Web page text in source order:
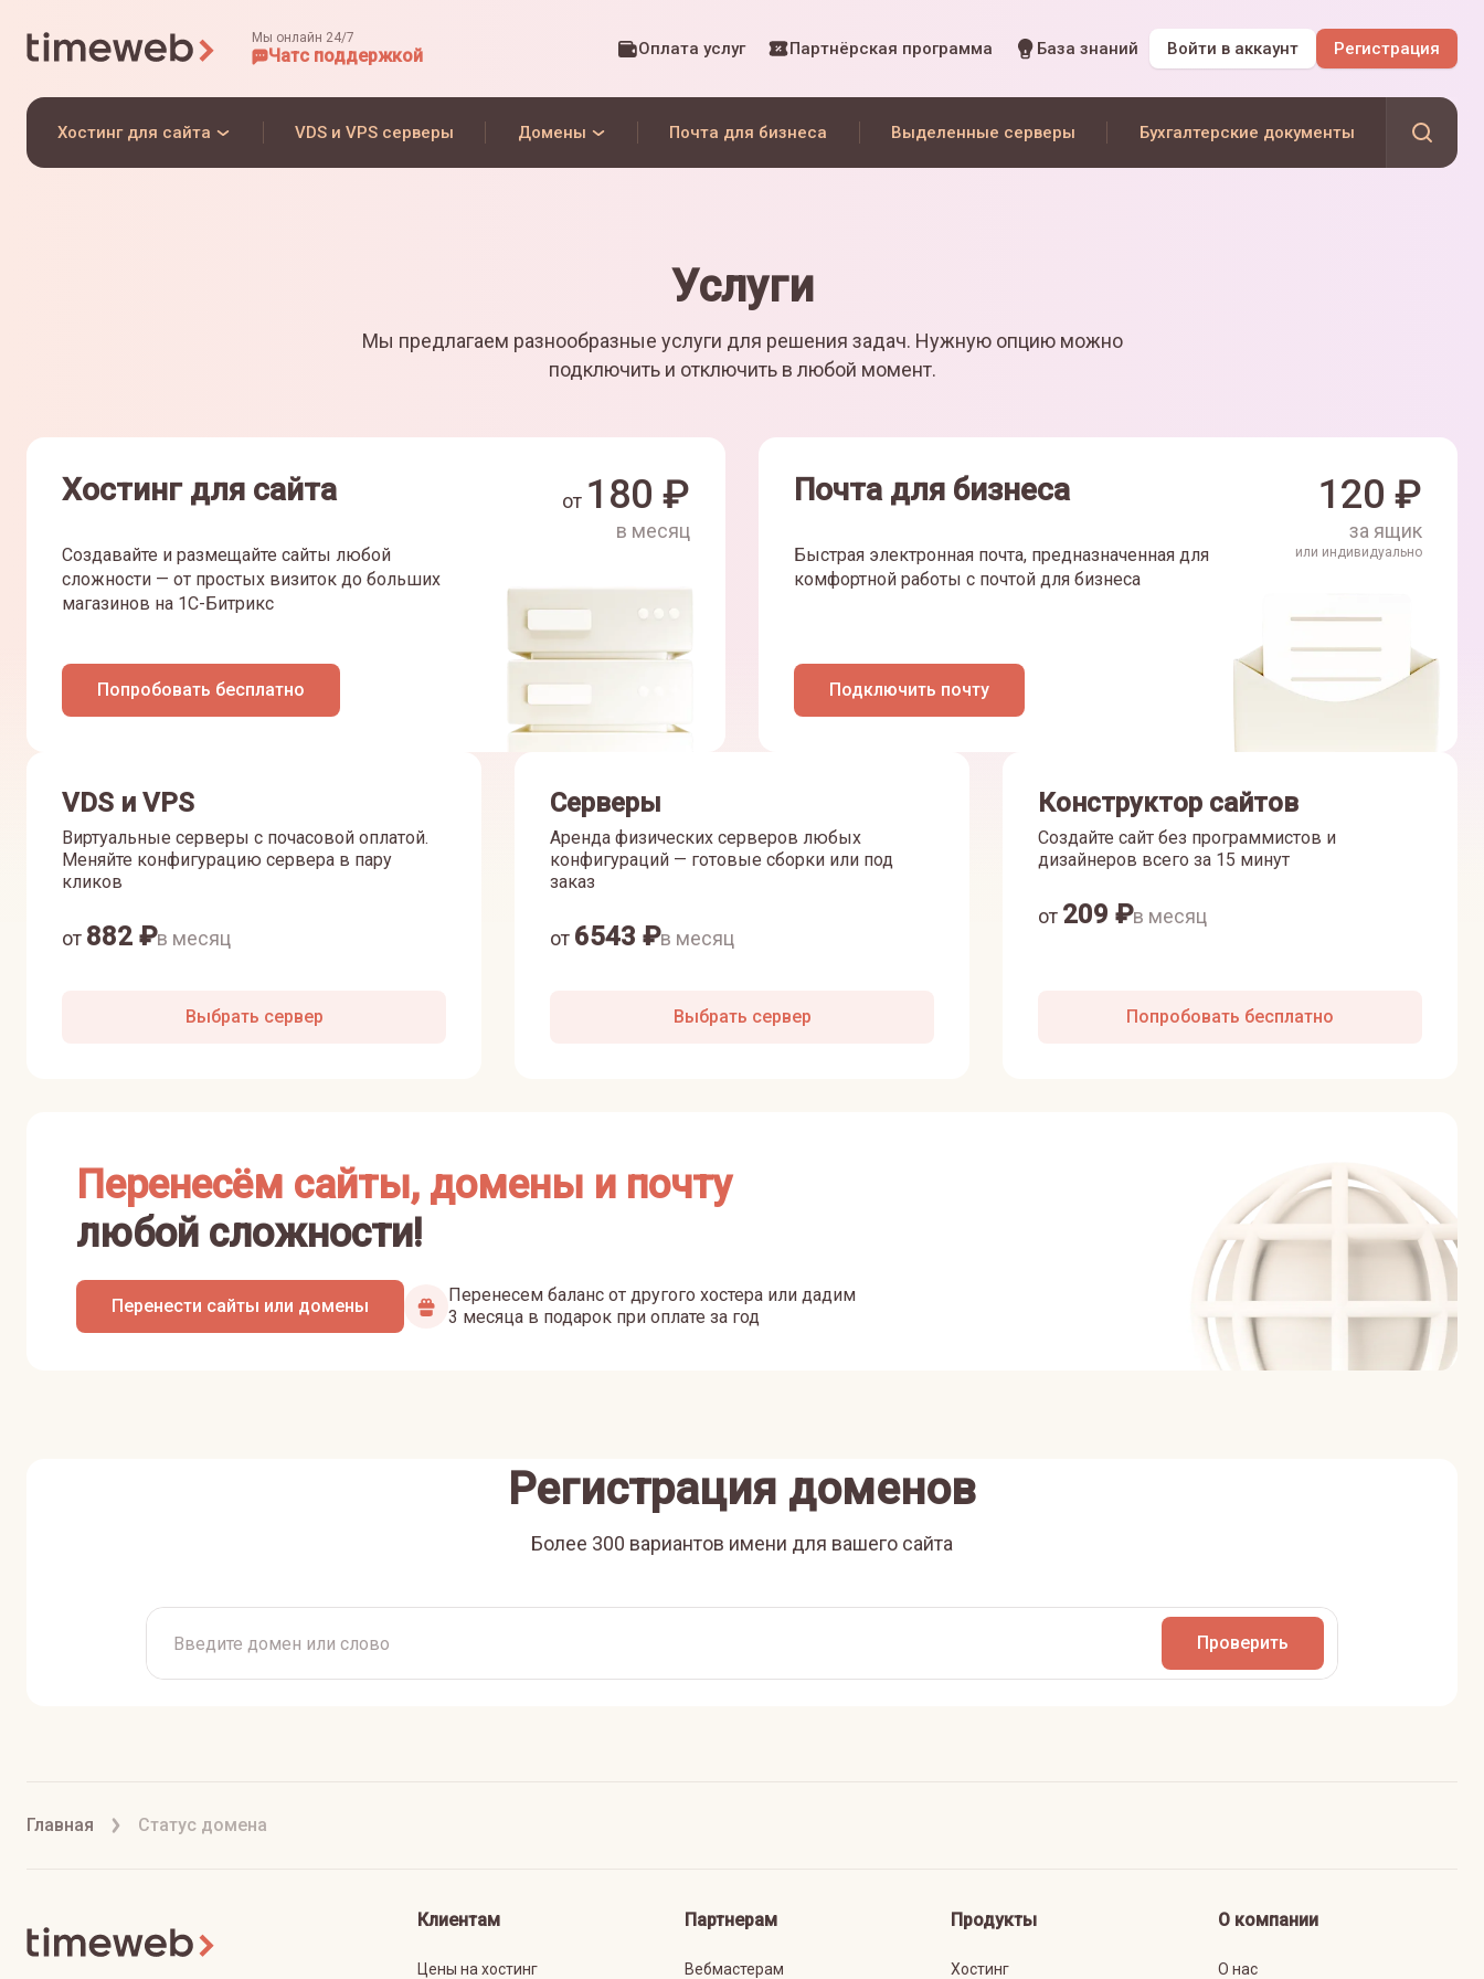
Мы онлайн 24/7
Чатс поддержкой Оплата услуг Партнёрская программа База знаний Войти в аккаунт Регистрация
Хостинг для сайта VDS и VPS серверы Домены Почта для бизнеса Выделенные серверы Бухгалтерские документы
Услуги
Мы предлагаем разнообразные услуги для решения задач. Нужную опцию можно
подключить и отключить в любой момент.
Хостинг для сайта
Создавайте и размещайте сайты любой
сложности — от простых визиток до больших
магазинов на 1С-Битрикс
Попробовать бесплатно
от 180 ₽
в месяц
Почта для бизнеса
Быстрая электронная почта, предназначенная для
комфортной работы с почтой для бизнеса
Подключить почту
120 ₽
за ящик
или индивидуально
VDS и VPS
Виртуальные серверы с почасовой оплатой.
Меняйте конфигурацию сервера в пару
кликов
от 882 ₽в месяц
Выбрать сервер
Серверы
Аренда физических серверов любых
конфигураций — готовые сборки или под
заказ
от 6543 ₽в месяц
Выбрать сервер
Конструктор сайтов
Создайте сайт без программистов и
дизайнеров всего за 15 минут
от 209 ₽в месяц
Попробовать бесплатно
Перенесём сайты, домены и почту
любой сложности!
Перенести сайты или домены
Перенесем баланс от другого хостера или дадим
3 месяца в подарок при оплате за год
Регистрация доменов
Более 300 вариантов имени для вашего сайта
Проверить
Главная Статус домена
Клиентам
Цены на хостинг
Партнерам
Вебмастерам
Продукты
Хостинг
О компании
О нас